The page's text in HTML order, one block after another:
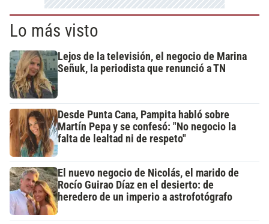
Lo más visto
Lejos de la televisión, el negocio de Marina
Señuk, la periodista que renunció a TN
Desde Punta Cana, Pampita habló sobre
Martín Pepa y se confesó: "No negocio la
falta de lealtad ni de respeto"
El nuevo negocio de Nicolás, el marido de
Rocío Guirao Díaz en el desierto: de
heredero de un imperio a astrofotógrafo